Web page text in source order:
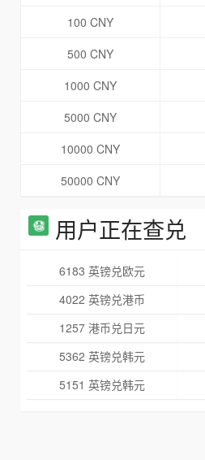
100 CNY
500 CNY
1000 CNY
5000 CNY
10000 CNY
50000 CNY
用户正在查兑
6183 英镑兑欧元
4022 英镑兑港币
1257 港币兑日元
5362 英镑兑韩元
5151 英镑兑韩元